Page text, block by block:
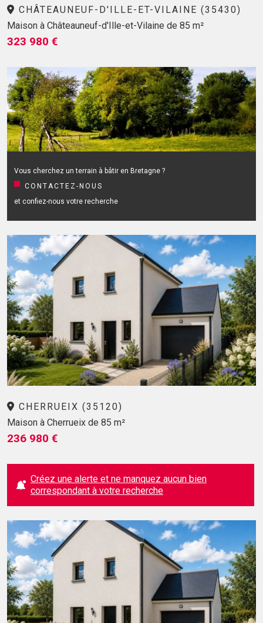
CHÂTEAUNEUF-D'ILLE-ET-VILAINE (35430)
Maison à Châteauneuf-d'Ille-et-Vilaine de 85 m²
323 980 €
Vous cherchez un terrain à bâtir en Bretagne ?
CONTACTEZ-NOUS
et confiez-nous votre recherche
CHERRUEIX (35120)
Maison à Cherrueix de 85 m²
236 980 €
Créez une alerte et ne manquez aucun bien
correspondant à votre recherche